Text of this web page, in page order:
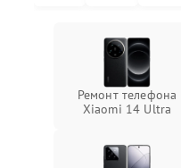
Ремонт телефона
Xiaomi 14 Ultra